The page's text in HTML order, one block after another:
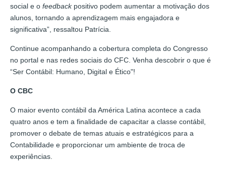
social e o feedbackpositivo podem aumentar a motivação dos
alunos, tornando a aprendizagem mais engajadora e
significativa”, ressaltou Patrícia.
Continue acompanhando a cobertura completa do Congresso
no portal e nas redes sociais do CFC. Venha descobrir o que é
“Ser Contábil: Humano, Digital e Ético"!
O CBC
O maior evento contábil da América Latina acontece a cada
quatro anos e tem a finalidade de capacitar a classe contábil,
promover o debate de temas atuais e estratégicos para a
Contabilidade e proporcionar um ambiente de troca de
experiências.